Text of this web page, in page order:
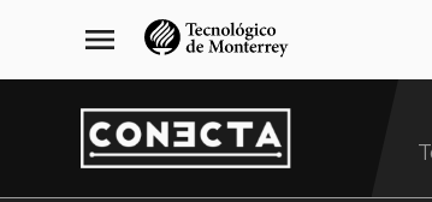
navegación
principal
menu